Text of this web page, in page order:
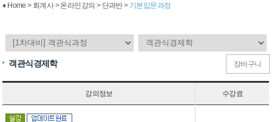
♦ Home > 회계사 > 온라인강의 > 단과반 > 기본입문과정
객관식경제학 장바구니
강의정보 수강료